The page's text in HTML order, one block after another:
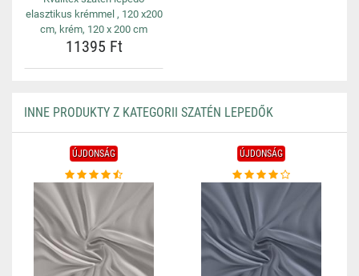
elasztikus krémmel , 120 x200
cm, krém, 120 x 200 cm
11395 Ft
INNE PRODUKTY Z KATEGORII SZATÉN LEPEDŐK
ÚJDONSÁG ÚJDONSÁG